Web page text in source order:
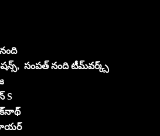
సంపత్ నంది టీమ్‌వర్క్స్
S
నాయర్